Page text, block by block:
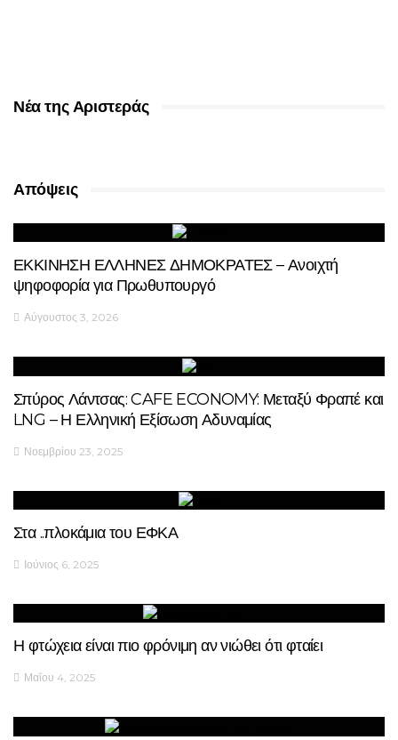
Νέα της Αριστεράς
Απόψεις
ΕΚΚΙΝΗΣΗ ΕΛΛΗΝΕΣ ΔΗΜΟΚΡΑΤΕΣ – Ανοιχτή
ψηφοφορία για Πρωθυπουργό
Αύγουστος 3, 2026
Σπύρος Λάντσας: CAFE ECONOMY: Μεταξύ Φραπέ και
LNG – Η Ελληνική Εξίσωση Αδυναμίας
Νοεμβρίου 23, 2025
Στα ..πλοκάμια του ΕΦΚΑ
Ιούνιος 6, 2025
Η φτώχεια είναι πιο φρόνιμη αν νιώθει ότι φταίει
Μαΐου 4, 2025